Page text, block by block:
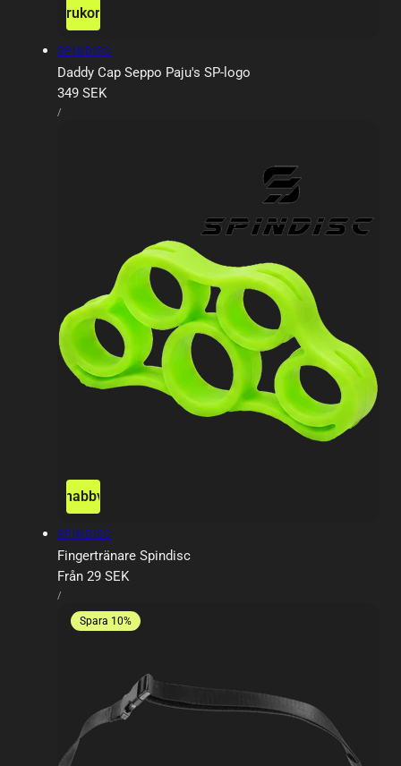
till i varukorgen
Försäljare:
SPINDISC
Daddy Cap Seppo Paju's SP-logo
Ordinarie
pris
349 SEK
ENHETSPRIS
/
Snabbvy
Försäljare:
SPINDISC
Fingertränare Spindisc
Ordinarie
pris
Från 29 SEK
ENHETSPRIS
/
Spara 10%